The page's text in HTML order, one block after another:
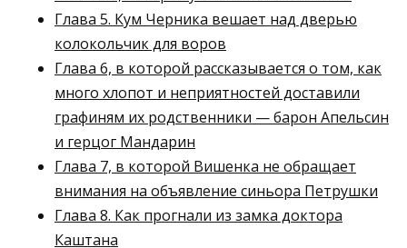
Глава 5. Кум Черника вешает над дверью
колокольчик для воров
Глава 6, в которой рассказывается о том, как
много хлопот и неприятностей доставили
графиням их родственники — барон Апельсин
и герцог Мандарин
Глава 7, в которой Вишенка не обращает
внимания на объявление синьора Петрушки
Глава 8. Как прогнали из замка доктора
Каштана